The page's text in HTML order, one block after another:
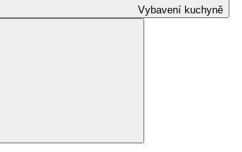
Vybavení kuchyně